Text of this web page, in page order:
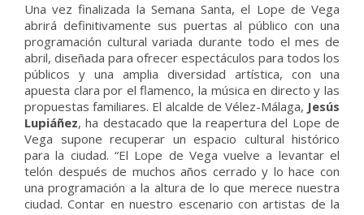
Una vez finalizada la Semana Santa, el Lope de Vega
abrirá definitivamente sus puertas al público con una
programación cultural variada durante todo el mes de
abril, diseñada para ofrecer espectáculos para todos los
públicos y una amplia diversidad artística, con una
apuesta clara por el flamenco, la música en directo y las
propuestas familiares. El alcalde de Vélez-Málaga, Jesús
Lupiáñez, ha destacado que la reapertura del Lope de
Vega supone recuperar un espacio cultural histórico
para la ciudad. “El Lope de Vega vuelve a levantar el
telón después de muchos años cerrado y lo hace con
una programación a la altura de lo que merece nuestra
ciudad. Contar en nuestro escenario con artistas de la